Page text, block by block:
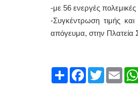
-με 56 ενεργές
-Συγκέντρωση τιμής
απόγευμα, στην Πλατεία
ShareFacebook
Twitter